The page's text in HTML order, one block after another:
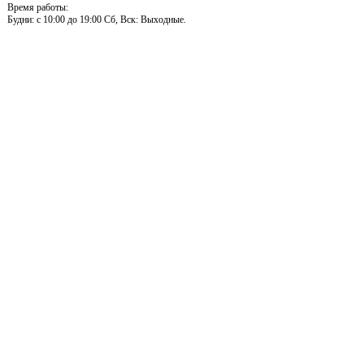
Время работы:
Будни: c 10:00 до 19:00 Сб, Вск: Выходные.